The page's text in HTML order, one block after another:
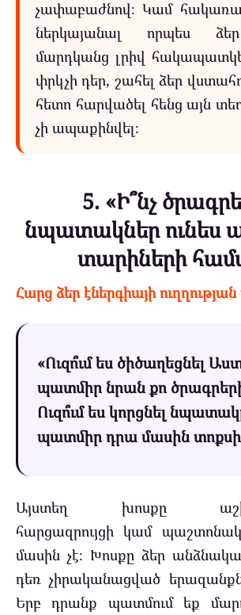
չափաբաժնով։ Կամ
ներկայանալ որպես
մարդկանց լրիվ
փրկչի դեր, շահել ձեր
հետո հարվածել հենց այն
չի ապաքինվել։
5. «Ի՞նչ
նպատակներ ունես
տարիների
Հարց ձեր էներգիայի
«Ուզո՞ւմ ես ծիծաղեցնել
պատմիր նրան քո
Ուզո՞ւմ ես կորցնել
պատմիր դրա մասին
Այստեղ խոսքը
հարցազրույցի կամ
մասին չէ։ Խոսքը ձեր
դեռ չիրականացված
Երբ դրանք պատմում եք